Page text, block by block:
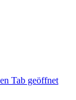
Tab geöffnet